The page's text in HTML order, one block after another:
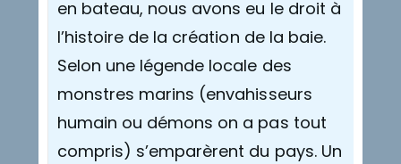
en bateau, nous avons eu le droit à
l’histoire de la création de la baie.
Selon une légende locale des
monstres marins (envahisseurs
humain ou démons on a pas tout
compris) s’emparèrent du pays. Un